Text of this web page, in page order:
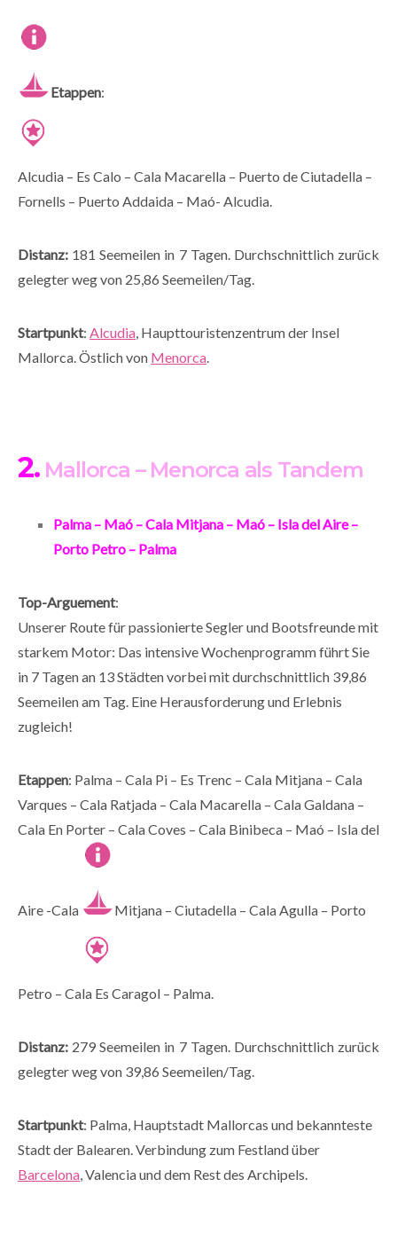
Etappen:
Alcudia – Es Calo – Cala Macarella – Puerto de Ciutadella –
Fornells – Puerto Addaida – Maó- Alcudia.
Distanz: 181 Seemeilen in 7 Tagen. Durchschnittlich zurück
gelegter weg von 25,86 Seemeilen/Tag.
Startpunkt: Alcudia , Haupttouristenzentrum der Insel
Mallorca. Östlich von Menorca
2.Mallorca – Menorca als Tandem
Palma – Maó – Cala Mitjana – Maó – Isla del Aire –
Porto Petro – Palma
Top-Arguement:
Unserer Route für passionierte Segler und Bootsfreunde mit
starkem Motor: Das intensive Wochenprogramm führt Sie
in 7 Tagen an 13 Städten vorbei mit durchschnittlich 39,86
Seemeilen am Tag. Eine Herausforderung und Erlebnis
zugleich!
Etappen: Palma – Cala Pi – Es Trenc – Cala Mitjana – Cala
Varques – Cala Ratjada – Cala Macarella – Cala Galdana –
Cala En Porter – Cala Coves – Cala Binibeca – Maó – Isla del
Aire -Cala Mitjana – Ciutadella – Cala Agulla – Porto
Petro – Cala Es Caragol – Palma.
Distanz: 279 Seemeilen in 7 Tagen. Durchschnittlich zurück
gelegter weg von 39,86 Seemeilen/Tag.
Startpunkt: Palma, Hauptstadt Mallorcas und bekannteste
Stadt der Balearen. Verbindung zum Festland über
Barcelona, Valencia und dem Rest des Archipels.